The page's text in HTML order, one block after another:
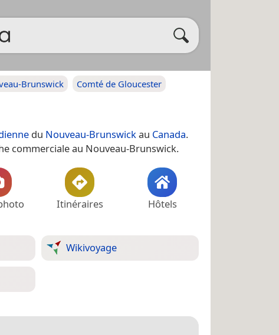
Brunswick Comté de Gloucester
du Nouveau-Brunswickau Canada.
commerciale au Nouveau-Brunswick.
Itinéraires Hôtels
Wikivoyage